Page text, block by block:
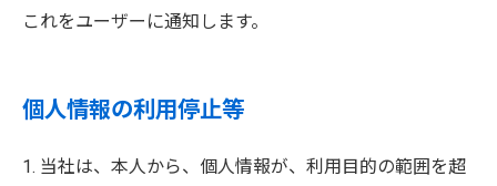
これをユーザーに通知します。
個人情報の利用停止等
1. 当社は、本人から、個人情報が、利用目的の範囲を超